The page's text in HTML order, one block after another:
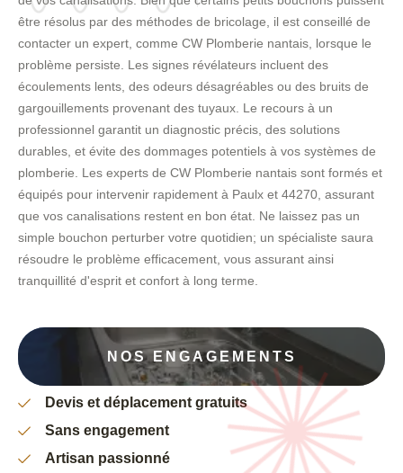
être résolus par des méthodes de bricolage, il est conseillé de
contacter un expert, comme CW Plomberie nantais, lorsque le
problème persiste. Les signes révélateurs incluent des
écoulements lents, des odeurs désagréables ou des bruits de
gargouillements provenant des tuyaux. Le recours à un
professionnel garantit un diagnostic précis, des solutions
durables, et évite des dommages potentiels à vos systèmes de
plomberie. Les experts de CW Plomberie nantais sont formés et
équipés pour intervenir rapidement à Paulx et 44270, assurant
que vos canalisations restent en bon état. Ne laissez pas un
simple bouchon perturber votre quotidien; un spécialiste saura
résoudre le problème efficacement, vous assurant ainsi
tranquillité d'esprit et confort à long terme.
NOS ENGAGEMENTS
Devis et déplacement gratuits
Sans engagement
Artisan passionné